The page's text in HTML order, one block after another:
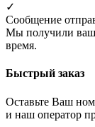
✓
Сообщение
Мы получили
время.
Быстрый заказ
Оставьте Ваш
и наш оператор